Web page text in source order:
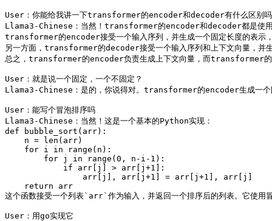
User：你能给我讲一下transformer的encoder和decoder有什么区别吗
Llama3-Chinese：当然！transformer的encoder和decoder都是使用
transformer的encoder接受一个输入序列，并生成一个固定长度的表示，
另一方面，transformer的decoder接受一个输入序列和上下文向量，并生
总之，transformer的encoder负责生成上下文向量，而transformer的
User：就是说一个固定，一个不固定？
Llama3-Chinese：是的，你说得对。transformer的encoder生成一个
User：能写个冒泡排序吗
Llama3-Chinese：当然！这是一个基本的Python实现：
def bubble_sort(arr):
    n = len(arr)
    for i in range(n):
        for j in range(0, n-i-1):
            if arr[j] > arr[j+1]:
                arr[j], arr[j+1] = arr[j+1], arr[j]
    return arr
这个函数接受一个列表`arr`作为输入，并返回一个排序后的列表。它使用
User：用go实现它